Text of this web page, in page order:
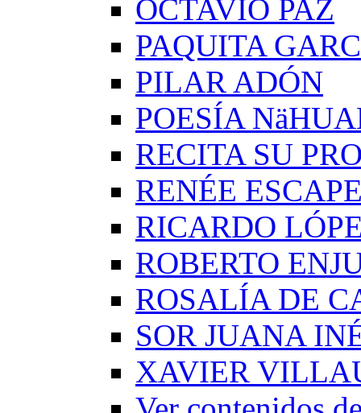
OCTAVIO PAZ
PAQUITA
PILAR ADÓN
POESÍA
RECITA SU
RENÉE
RICARDO
ROBERTO
ROSALÍA DE
SOR JUANA
XAVIER